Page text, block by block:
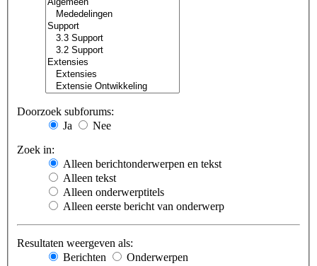
Doorzoek subforums:
Ja
Nee
Zoek in:
Alleen berichtonderwerpen en tekst
Alleen tekst
Alleen onderwerptitels
Alleen eerste bericht van onderwerp
Resultaten weergeven als:
Berichten
Onderwerpen